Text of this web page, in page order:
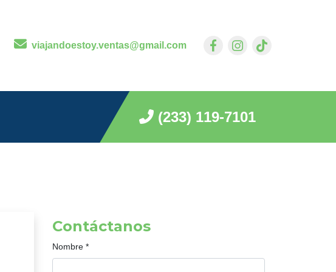
viajandoestoy.ventas@gmail.com
(233) 119-7101
Contáctanos
Nombre *